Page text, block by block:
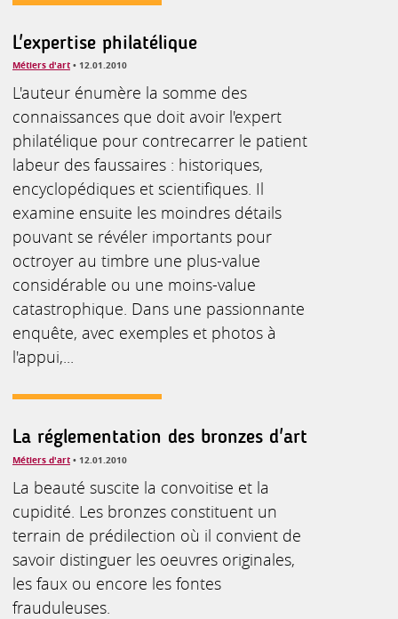
L'expertise philatélique
Métiers d'art • 12.01.2010
L'auteur énumère la somme des
connaissances que doit avoir l'expert
philatélique pour contrecarrer le patient
labeur des faussaires : historiques,
encyclopédiques et scientifiques. Il
examine ensuite les moindres détails
pouvant se révéler importants pour
octroyer au timbre une plus-value
considérable ou une moins-value
catastrophique. Dans une passionnante
enquête, avec exemples et photos à
l'appui,...
La réglementation des bronzes d'art
Métiers d'art • 12.01.2010
La beauté suscite la convoitise et la
cupidité. Les bronzes constituent un
terrain de prédilection où il convient de
savoir distinguer les oeuvres originales,
les faux ou encore les fontes
frauduleuses.